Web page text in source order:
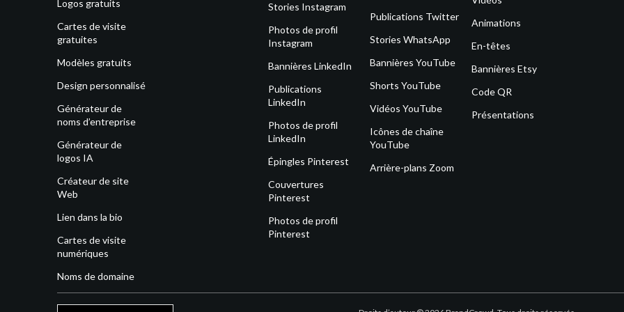
Logos gratuits
Cartes de visite
gratuites
Modèles gratuits
Design personnalisé
Générateur de
noms d’entreprise
Générateur de
logos IA
Créateur de site
Web
Lien dans la bio
Cartes de visite
numériques
Noms de domaine
Stories Instagram
Photos de profil
Instagram
Bannières LinkedIn
Publications
LinkedIn
Photos de profil
LinkedIn
Épingles Pinterest
Couvertures
Pinterest
Photos de profil
Pinterest
Publications Twitter
Stories WhatsApp
Bannières YouTube
Shorts YouTube
Vidéos YouTube
Icônes de chaîne
YouTube
Arrière-plans Zoom
Animations
En-têtes
Bannières Etsy
Code QR
Présentations